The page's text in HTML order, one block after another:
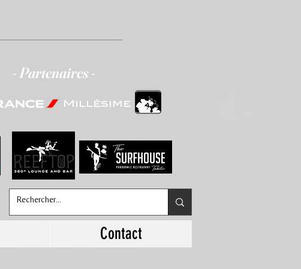
- Partenaires -
Millésime
Contact